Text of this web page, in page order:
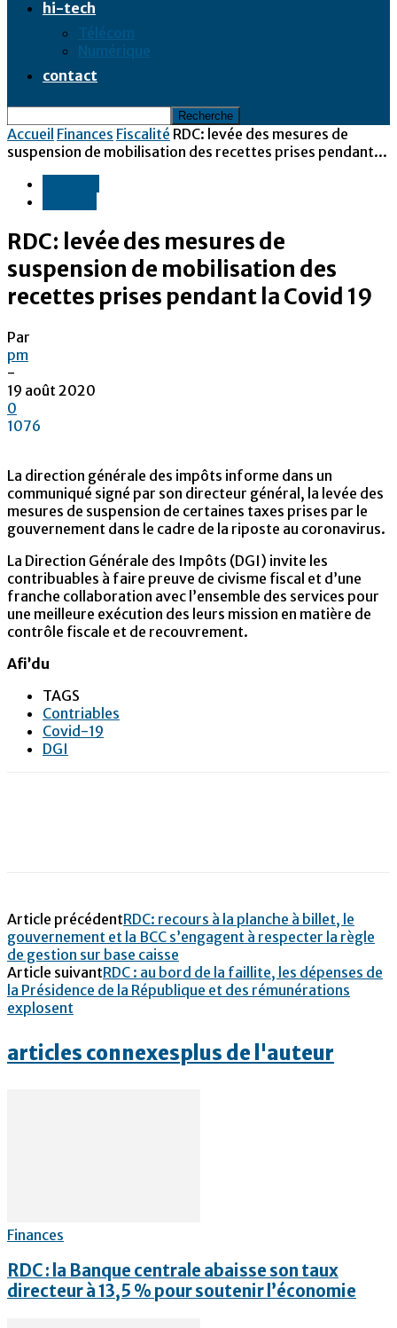
hi-tech
Télécom
Numérique
contact
Accueil Finances Fiscalité RDC: levée des mesures de
suspension de mobilisation des recettes prises pendant...
RDC: levée des mesures de
suspension de mobilisation des
recettes prises pendant la Covid 19
Par
pm
-
19 août 2020
0
1076
La direction générale des impôts informe dans un
communiqué signé par son directeur général, la levée des
mesures de suspension de certaines taxes prises par le
gouvernement dans le cadre de la riposte au coronavirus.
La Direction Générale des Impôts (DGI) invite les
contribuables à faire preuve de civisme fiscal et d’une
franche collaboration avec l’ensemble des services pour
une meilleure exécution des leurs mission en matière de
contrôle fiscale et de recouvrement.
Afi’du
TAGS
Contriables
Covid-19
DGI
Article précédentRDC: recours à la planche à billet, le
gouvernement et la BCC s’engagent à respecter la règle
de gestion sur base caisse
Article suivantRDC : au bord de la faillite, les dépenses de
la Présidence de la République et des rémunérations
explosent
articles connexesplus de l'auteur
Finances
RDC : la Banque centrale abaisse son taux
directeur à 13,5 % pour soutenir l’économie